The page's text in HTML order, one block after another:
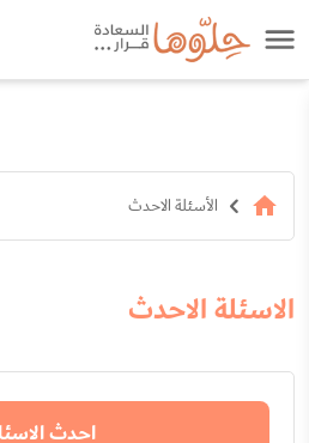
الأسئلة الاحدث
الاسئلة الاحدث
احدث